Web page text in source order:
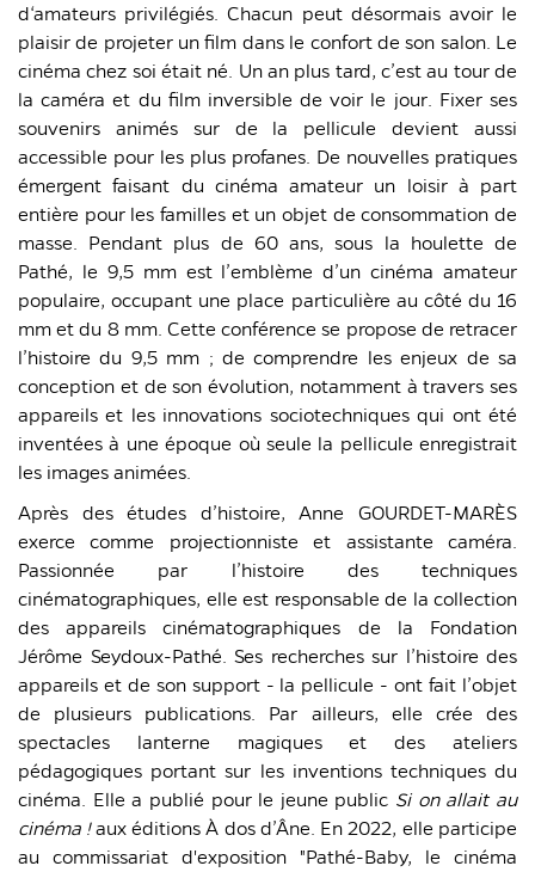
d‘amateurs privilégiés. Chacun peut désormais avoir le
plaisir de projeter un film dans le confort de son salon. Le
cinéma chez soi était né. Un an plus tard, c’est au tour de
la caméra et du film inversible de voir le jour. Fixer ses
souvenirs animés sur de la pellicule devient aussi
accessible pour les plus profanes. De nouvelles pratiques
émergent faisant du cinéma amateur un loisir à part
entière pour les familles et un objet de consommation de
masse. Pendant plus de 60 ans, sous la houlette de
Pathé, le 9,5 mm est l’emblème d’un cinéma amateur
populaire, occupant une place particulière au côté du 16
mm et du 8 mm. Cette conférence se propose de retracer
l’histoire du 9,5 mm ; de comprendre les enjeux de sa
conception et de son évolution, notamment à travers ses
appareils et les innovations sociotechniques qui ont été
inventées à une époque où seule la pellicule enregistrait
les images animées.
Après des études d’histoire, Anne GOURDET-MARÈS
exerce comme projectionniste et assistante caméra.
Passionnée par l’histoire des techniques
cinématographiques, elle est responsable de la collection
des appareils cinématographiques de la Fondation
Jérôme Seydoux-Pathé. Ses recherches sur l’histoire des
appareils et de son support - la pellicule - ont fait l’objet
de plusieurs publications. Par ailleurs, elle crée des
spectacles lanterne magiques et des ateliers
pédagogiques portant sur les inventions techniques du
cinéma. Elle a publié pour le jeune public Si on allait au
cinéma ! aux éditions À dos d’Âne. En 2022, elle participe
au commissariat d'exposition "Pathé-Baby, le cinéma